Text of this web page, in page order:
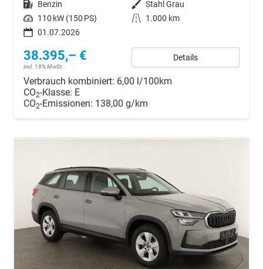
Kraftstoff Benzin Außenfarbe Stahl Grau
Leistung 110 kW (150 PS) Kilometerstand
1.000 km
01.07.2026
38.395,– €
incl. 19% MwSt.
Details
Verbrauch kombiniert: 6,00 l/100km
CO2-Klasse: E
CO2-Emissionen: 138,00 g/km